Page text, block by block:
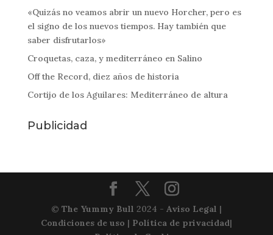
«Quizás no veamos abrir un nuevo Horcher, pero es
el signo de los nuevos tiempos. Hay también que
saber disfrutarlos»
Croquetas, caza, y mediterráneo en Salino
Off the Record, diez años de historia
Cortijo de los Aguilares: Mediterráneo de altura
Publicidad
© The Yummy Bull 2024 - Aviso Legal |
Condiciones de uso | Política de privacidad|